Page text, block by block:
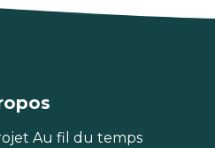
Au fil du temps